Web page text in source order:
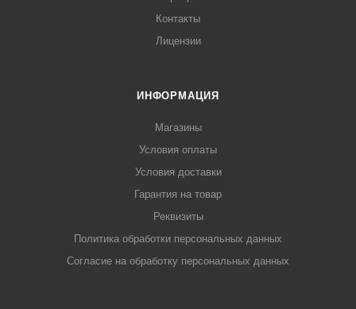
Контакты
Лицензии
ИНФОРМАЦИЯ
Магазины
Условия оплаты
Условия доставки
Гарантия на товар
Реквизиты
Политика обработки персональных данных
Согласие на обработку персональных данных